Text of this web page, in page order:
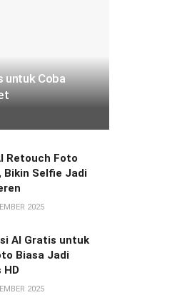
untuk Coba
Retouch Foto
Bikin Selfie Jadi
2025
AI Gratis untuk
Biasa Jadi
HD
2025